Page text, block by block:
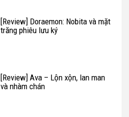
[Review] Doraemon: Nobita và mặt
trăng phiêu lưu ký
[Review] Ava – Lộn xộn, lan man
và nhàm chán